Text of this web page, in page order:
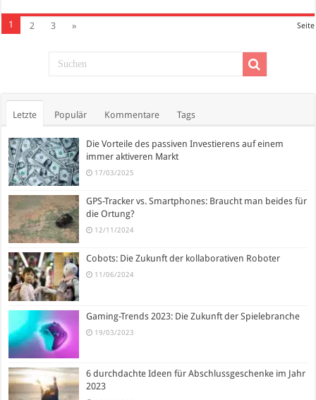
Seite
1 2 3 »
Letzte Populär Kommentare Tags
Die Vorteile des passiven Investierens auf einem
immer aktiveren Markt
17/03/2025
GPS-Tracker vs. Smartphones: Braucht man beides für
die Ortung?
12/11/2024
Cobots: Die Zukunft der kollaborativen Roboter
11/06/2024
Gaming-Trends 2023: Die Zukunft der Spielebranche
19/03/2023
6 durchdachte Ideen für Abschlussgeschenke im Jahr
2023